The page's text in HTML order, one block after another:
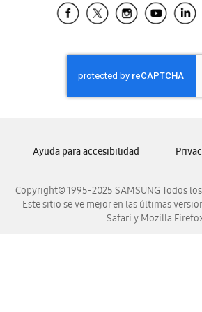
Samsung El
Samsung Honduras
Samsung Nicaragua
Samsung Panamá
Samsung Venezuela
Copyright© 1995-2025 SAMSUNG Todos
Este sitio se ve mejor en las últimas
Safari y Mozilla
Ayuda para accesibilidad